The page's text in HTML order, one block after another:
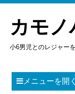
カモ
小6男児とのレジャー
メニューを開く